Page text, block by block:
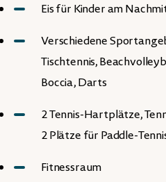
Eis für Kinder am
Verschiedene
Tischtennis,
Boccia, Darts
2 Tennis-Hartplätze,
2 Plätze für Paddle-
Fitnessraum